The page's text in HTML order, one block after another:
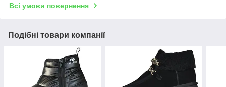
Всі умови повернення
Подібні товари компанії